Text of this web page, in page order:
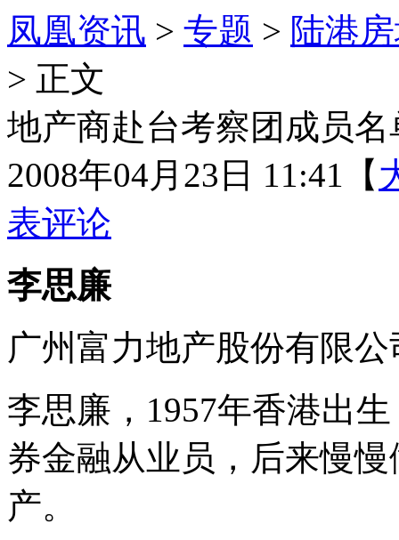
凤凰资讯 > 专题 > 陆港
> 正文
地产商赴台考察团成员名
2008年04月23日 11:41 【
表评论
李思廉
广州富力地产股份有限
李思廉，1957年香港出
券金融从业员，后来慢
产。